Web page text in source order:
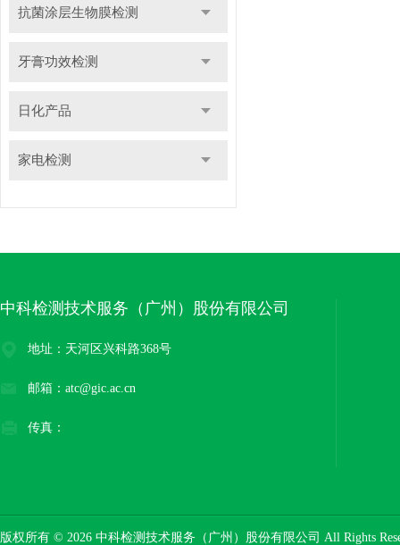
抗菌涂层生物膜检测
牙膏功效检测
日化产品
家电检测
中科检测技术服务（广州）股份有限公司
地址：天河区兴科路368号
邮箱：atc@gic.ac.cn
传真：
版权所有 © 2026 中科检测技术服务（广州）股份有限公司 All Rights